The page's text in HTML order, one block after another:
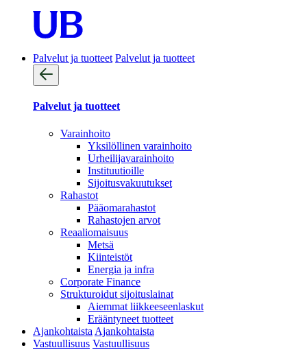
Palvelut ja tuotteet Palvelut ja tuotteet
Palvelut ja tuotteet
Varainhoito
Yksilöllinen varainhoito
Urheilijavarainhoito
Instituutioille
Sijoitusvakuutukset
Rahastot
Pääomarahastot
Rahastojen arvot
Reaaliomaisuus
Metsä
Kiinteistöt
Energia ja infra
Corporate Finance
Strukturoidut sijoituslainat
Aiemmat liikkeeseenlaskut
Erääntyneet tuotteet
Ajankohtaista Ajankohtaista
Vastuullisuus Vastuullisuus